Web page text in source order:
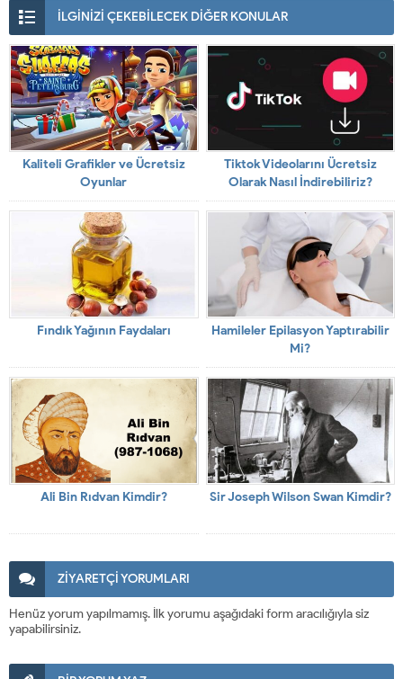
İLGİNİZİ ÇEKEBİLECEK DİĞER KONULAR
Kaliteli Grafikler ve Ücretsiz
Oyunlar
Tiktok Videolarını Ücretsiz
Olarak Nasıl İndirebiliriz?
Fındık Yağının Faydaları
Hamileler Epilasyon Yaptırabilir
Mi?
Ali Bin Rıdvan Kimdir? Sir Joseph Wilson Swan Kimdir?
ZİYARETÇİ YORUMLARI
Henüz yorum yapılmamış. İlk yorumu aşağıdaki form aracılığıyla siz
yapabilirsiniz.